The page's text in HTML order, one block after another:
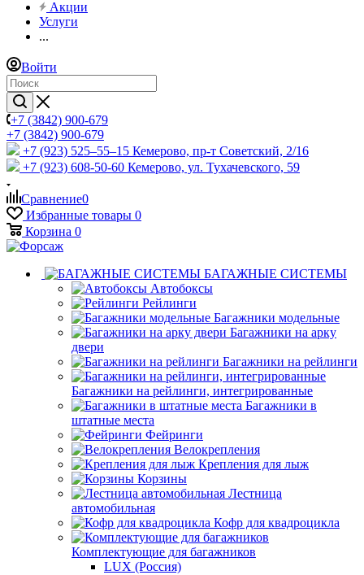
Акции
Услуги
...
Войти
+7 (3842) 900-679
+7 (3842) 900-679
+7 (923) 525–55–15 Кемерово, пр-т Советский, 2/16
+7 (923) 608-50-60 Кемерово, ул. Тухачевского, 59
Сравнение0
Избранные товары 0
Корзина 0
БАГАЖНЫЕ СИСТЕМЫ
Автобоксы
Рейлинги
Багажники модельные
Багажники на арку
двери
Багажники на рейлинги
Багажники на рейлинги, интегрированные
Багажники в
штатные места
Фейринги
Велокрепления
Крепления для лыж
Корзины
Лестница
автомобильная
Кофр для квадроцикла
Комплектующие для багажников
LUX (Россия)